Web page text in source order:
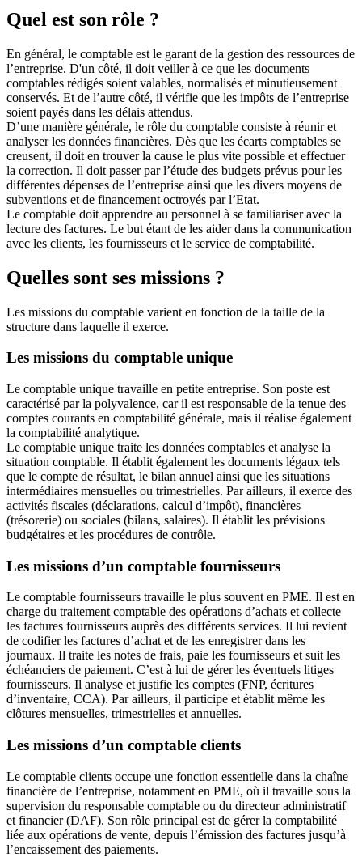
Quel est son rôle ?
En général, le comptable est le garant de la gestion des ressources de
l’entreprise. D'un côté, il doit veiller à ce que les documents
comptables rédigés soient valables, normalisés et minutieusement
conservés. Et de l’autre côté, il vérifie que les impôts de l’entreprise
soient payés dans les délais attendus.
D’une manière générale, le rôle du comptable consiste à réunir et
analyser les données financières. Dès que les écarts comptables se
creusent, il doit en trouver la cause le plus vite possible et effectuer
la correction. Il doit passer par l’étude des budgets prévus pour les
différentes dépenses de l’entreprise ainsi que les divers moyens de
subventions et de financement octroyés par l’Etat.
Le comptable doit apprendre au personnel à se familiariser avec la
lecture des factures. Le but étant de les aider dans la communication
avec les clients, les fournisseurs et le service de comptabilité.
Quelles sont ses missions ?
Les missions du comptable varient en fonction de la taille de la
structure dans laquelle il exerce.
Les missions du comptable unique
Le comptable unique travaille en petite entreprise. Son poste est
caractérisé par la polyvalence, car il est responsable de la tenue des
comptes courants en comptabilité générale, mais il réalise également
la comptabilité analytique.
Le comptable unique traite les données comptables et analyse la
situation comptable. Il établit également les documents légaux tels
que le compte de résultat, le bilan annuel ainsi que les situations
intermédiaires mensuelles ou trimestrielles. Par ailleurs, il exerce des
activités fiscales (déclarations, calcul d’impôt), financières
(trésorerie) ou sociales (bilans, salaires). Il établit les prévisions
budgétaires et les procédures de contrôle.
Les missions d’un comptable fournisseurs
Le comptable fournisseurs travaille le plus souvent en PME. Il est en
charge du traitement comptable des opérations d’achats et collecte
les factures fournisseurs auprès des différents services. Il lui revient
de codifier les factures d’achat et de les enregistrer dans les
journaux. Il traite les notes de frais, paie les fournisseurs et suit les
échéanciers de paiement. C’est à lui de gérer les éventuels litiges
fournisseurs. Il analyse et justifie les comptes (FNP, écritures
d’inventaire, CCA). Par ailleurs, il participe et établit même les
clôtures mensuelles, trimestrielles et annuelles.
Les missions d’un comptable clients
Le comptable clients occupe une fonction essentielle dans la chaîne
financière de l’entreprise, notamment en PME, où il travaille sous la
supervision du responsable comptable ou du directeur administratif
et financier (DAF). Son rôle principal est de gérer la comptabilité
liée aux opérations de vente, depuis l’émission des factures jusqu’à
l’encaissement des paiements.